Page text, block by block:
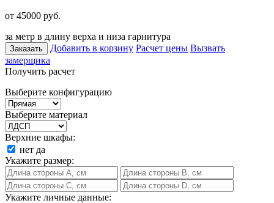
от 45000 руб.
за метр в длину верха и низа гарнитура
Заказать Добавить в корзину Расчет цены Вызвать
замерщика
Получить расчет
Выберите конфигурацию
Выберите материал
Верхние шкафы:
нет да
Укажите размер:
Укажите личные данные: